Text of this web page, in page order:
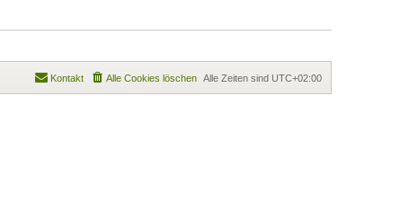
Alle Zeiten sind UTC+02:00
Alle Cookies löschen
Kontakt